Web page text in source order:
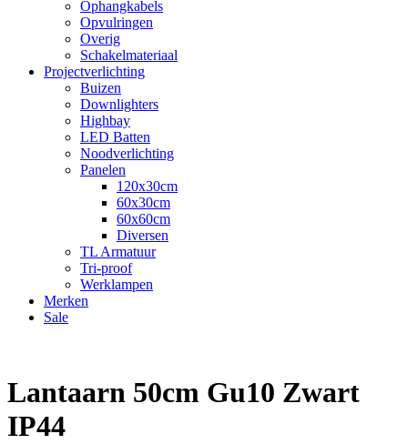
Ophangkabels
Opvulringen
Overig
Schakelmateriaal
Projectverlichting
Buizen
Downlighters
Highbay
LED Batten
Noodverlichting
Panelen
120x30cm
60x30cm
60x60cm
Diversen
TL Armatuur
Tri-proof
Werklampen
Merken
Sale
Lantaarn 50cm Gu10 Zwart
IP44